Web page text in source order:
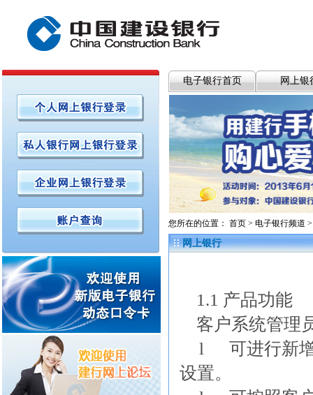
网上银
电子银行首页
您所在的位置： 首页 > 电子银行频道
网上银行
1.1 产品功能
客户系统管理
l
可进行新
设置。